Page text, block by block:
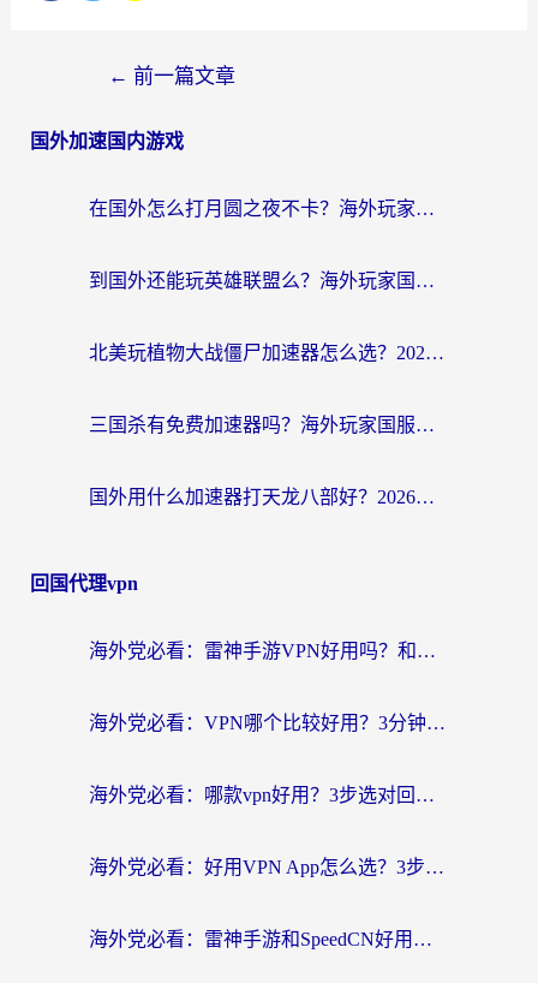
← 前一篇文章
国外加速国内游戏
在国外怎么打月圆之夜不卡？海外玩家国服游戏加速终极指南（附巴西英国游戏适配方案）
到国外还能玩英雄联盟么？海外玩家国服游戏畅玩终极指南
北美玩植物大战僵尸加速器怎么选？2026海外党必看的国服游戏加速指南
三国杀有免费加速器吗？海外玩家国服畅玩终极指南（附泰国南非专属解决方案）
国外用什么加速器打天龙八部好？2026海外玩家国服游戏加速全攻略
回国代理vpn
海外党必看：雷神手游VPN好用吗？和天速回国VPN对比哪个回国效果更好？附实用加速器选择指南
海外党必看：VPN哪个比较好用？3分钟找到适合你的回国加速方案
海外党必看：哪款vpn好用？3步选对回国加速器，无缝刷剧玩游戏
海外党必看：好用VPN App怎么选？3步教你无缝访问国内资源
海外党必看：雷神手游和SpeedCN好用吗？3招选对回国加速器无缝刷国内资源